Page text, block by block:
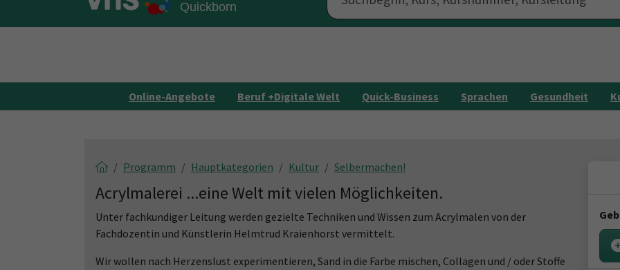
Skip to main content
Skip to page footer
Online-Angebote Beruf +Digitale Welt Quick-Business Sprachen Gesundheit
Programm Hauptkategorien Kultur Selbermachen!
Acrylmalerei ...eine Welt mit vielen Möglichkeiten.
Unter fachkundiger Leitung werden gezielte Techniken und Wissen zum Acrylmalen von der
Fachdozentin und Künstlerin Helmtrud Kraienhorst vermittelt.
Wir wollen nach Herzenslust experimentieren, Sand in die Farbe mischen, Collagen und / oder Stoffe